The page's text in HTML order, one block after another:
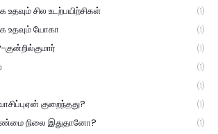
சில உடற்பயிற்சிகள் (1)
உதவும் யோகா (1)
(1)
(1)
(1)
குறைந்தது? (1)
நிலை இதுதானோ? (1)